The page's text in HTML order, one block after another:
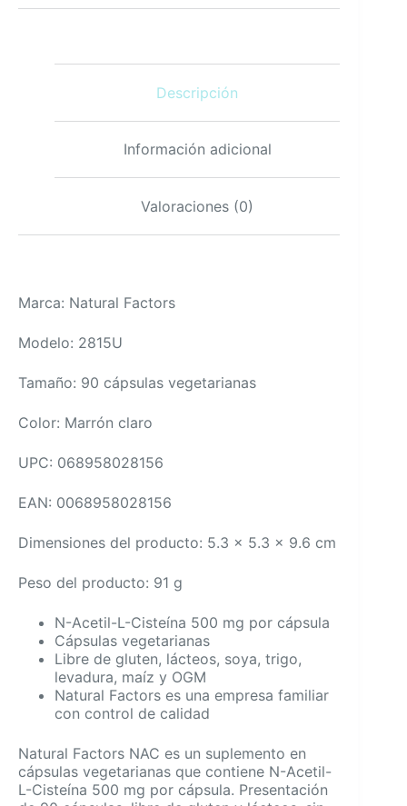
mg
cantidad
Descripción
Información adicional
Valoraciones (0)
Marca: Natural Factors
Modelo: 2815U
Tamaño: 90 cápsulas vegetarianas
Color: Marrón claro
UPC: 068958028156
EAN: 0068958028156
Dimensiones del producto: 5.3 x 5.3 x 9.6 cm
Peso del producto: 91 g
N-Acetil-L-Cisteína 500 mg por cápsula
Cápsulas vegetarianas
Libre de gluten, lácteos, soya, trigo,
levadura, maíz y OGM
Natural Factors es una empresa familiar
con control de calidad
Natural Factors NAC es un suplemento en
cápsulas vegetarianas que contiene N-Acetil-
L-Cisteína 500 mg por cápsula. Presentación